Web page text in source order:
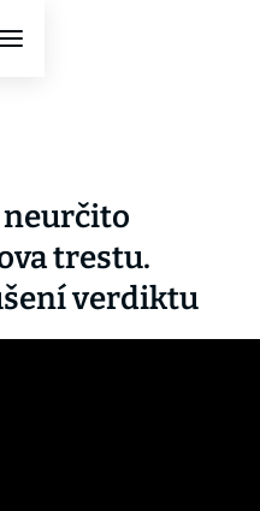
neurčito
trestu.
verdiktu